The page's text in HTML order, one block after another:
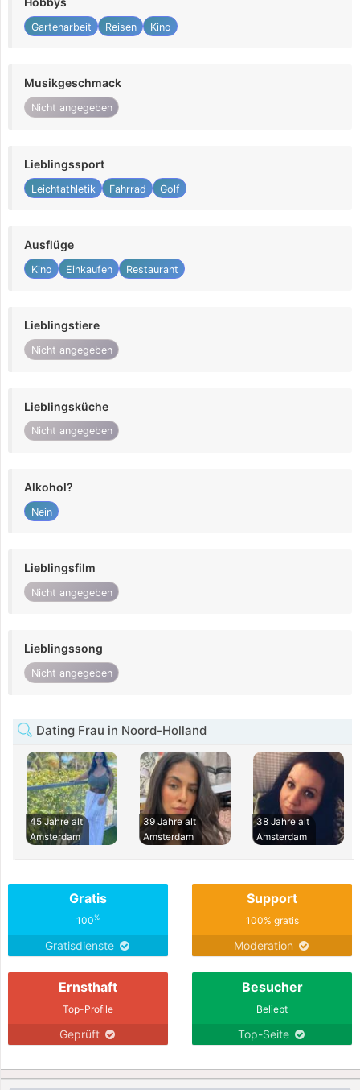
Gartenarbeit Reisen Kino
Musikgeschmack
Nicht angegeben
Lieblingssport
Leichtathletik Fahrrad Golf
Ausflüge
Kino Einkaufen Restaurant
Lieblingstiere
Nicht angegeben
Lieblingsküche
Nicht angegeben
Alkohol?
Nein
Lieblingsfilm
Nicht angegeben
Lieblingssong
Nicht angegeben
Dating Frau in Noord-Holland
45 Jahre alt
Amsterdam
39 Jahre alt
Amsterdam
38 Jahre alt
Amsterdam
Gratis
100%
Gratisdienste
Support
100% gratis
Moderation
Ernsthaft
Top-Profile
Geprüft
Besucher
Beliebt
Top-Seite